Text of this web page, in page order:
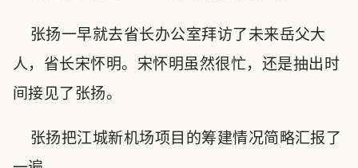
张扬一早就去省长办公室拜访了未来岳父大
人，省长宋怀明。宋怀明虽然很忙，还是抽出时
间接见了张扬。
张扬把江城新机场项目的筹建情况简略汇报了